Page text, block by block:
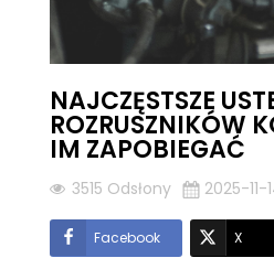
NAJCZĘSTSZE
ROZRUSZNIKÓW
IM ZAPOBIEGAĆ
3515 Odsłony 2025-11-
Facebook X